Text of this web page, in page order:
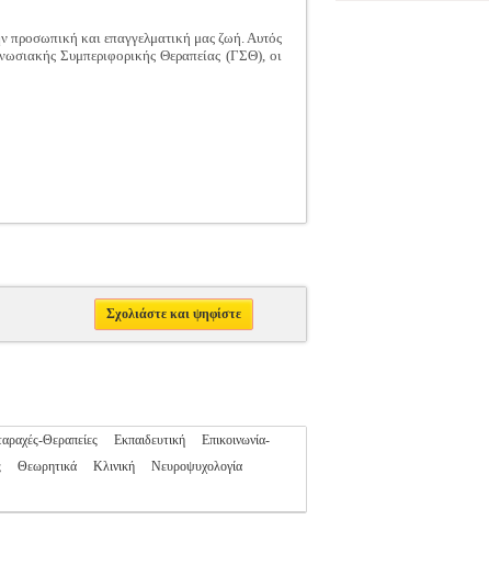
προσωπική και επαγγελματική μας ζωή. Αυτός
Συμπεριφορικής Θεραπείας (ΓΣΘ), οι
Σχολιάστε και ψηφίστε
Θεραπείες Εκπαιδευτική
Επικοινωνία-
Θεωρητικά Κλινική
Νευροψυχολογία